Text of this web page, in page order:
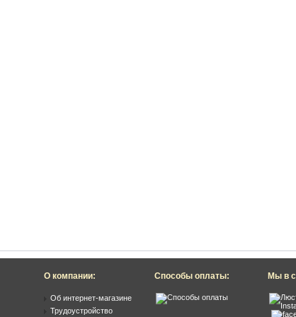
О компании:
Об интернет-магазине
Трудоустройство
Способы оплаты: Мы в